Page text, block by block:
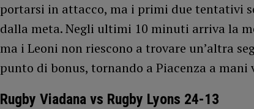
portarsi in attacco, ma i primi due tentativi
dalla meta. Negli ultimi 10 minuti arriva la
ma i Leoni non riescono a trovare un’altra
punto di bonus, tornando a Piacenza a mani
Rugby Viadana vs Rugby Lyons 24-13